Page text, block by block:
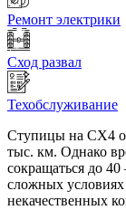
Ремонт электрики
Сход развал
Техобслуживание
Ступицы на СХ4
тыс. км. Однако
сокращаться до
сложных
некачественных